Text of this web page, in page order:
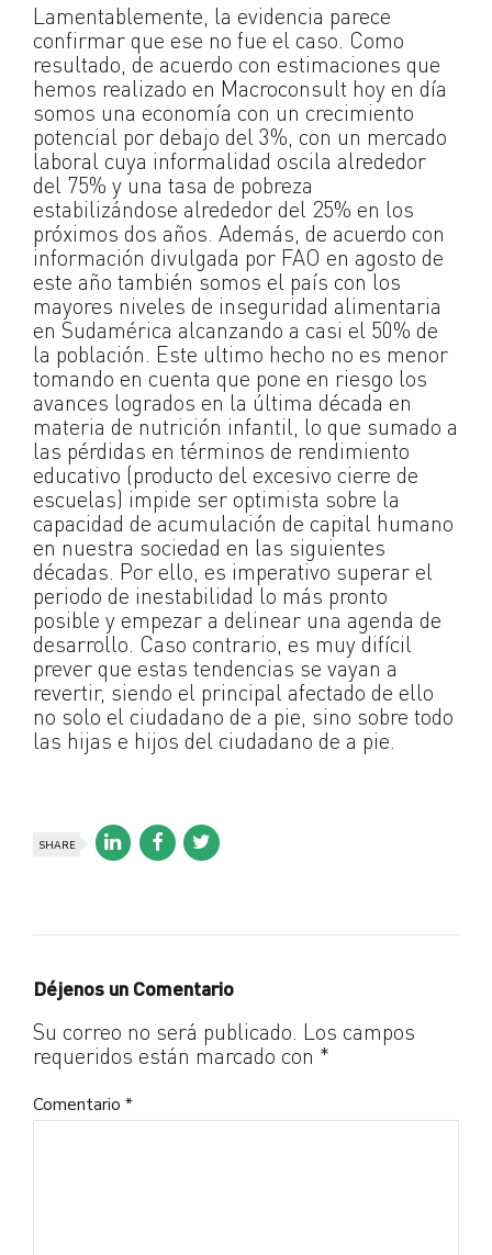
Lamentablemente, la evidencia parece
confirmar que ese no fue el caso. Como
resultado, de acuerdo con estimaciones que
hemos realizado en Macroconsult hoy en día
somos una economía con un crecimiento
potencial por debajo del 3%, con un mercado
laboral cuya informalidad oscila alrededor
del 75% y una tasa de pobreza
estabilizándose alrededor del 25% en los
próximos dos años. Además, de acuerdo con
información divulgada por FAO en agosto de
este año también somos el país con los
mayores niveles de inseguridad alimentaria
en Sudamérica alcanzando a casi el 50% de
la población. Este ultimo hecho no es menor
tomando en cuenta que pone en riesgo los
avances logrados en la última década en
materia de nutrición infantil, lo que sumado a
las pérdidas en términos de rendimiento
educativo (producto del excesivo cierre de
escuelas) impide ser optimista sobre la
capacidad de acumulación de capital humano
en nuestra sociedad en las siguientes
décadas. Por ello, es imperativo superar el
periodo de inestabilidad lo más pronto
posible y empezar a delinear una agenda de
desarrollo. Caso contrario, es muy difícil
prever que estas tendencias se vayan a
revertir, siendo el principal afectado de ello
no solo el ciudadano de a pie, sino sobre todo
las hijas e hijos del ciudadano de a pie.
SHARE
Déjenos un Comentario
Su correo no será publicado. Los campos
requeridos están marcado con *
Comentario *